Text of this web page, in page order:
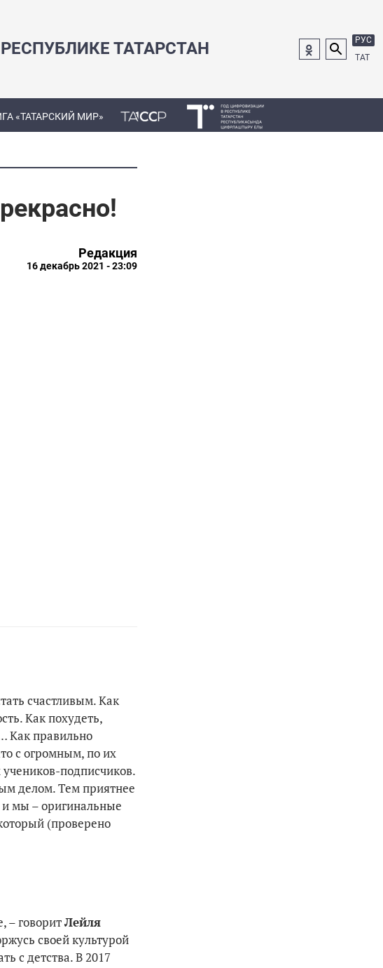
ТАТАРСТАН
РУС
ТАТ
«ТАТАРСКИЙ МИР»
Редакция
16 декабрь 2021 - 23:09
счастливым. Как
Как похудеть,
Как правильно
с огромным, по их
подписчиков.
делом. Тем приятнее
и мы – оригинальные
(проверено
– говоритЛейля
своей культурой
с детства. В 2017